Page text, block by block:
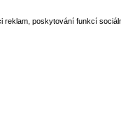
poskytování funkcí